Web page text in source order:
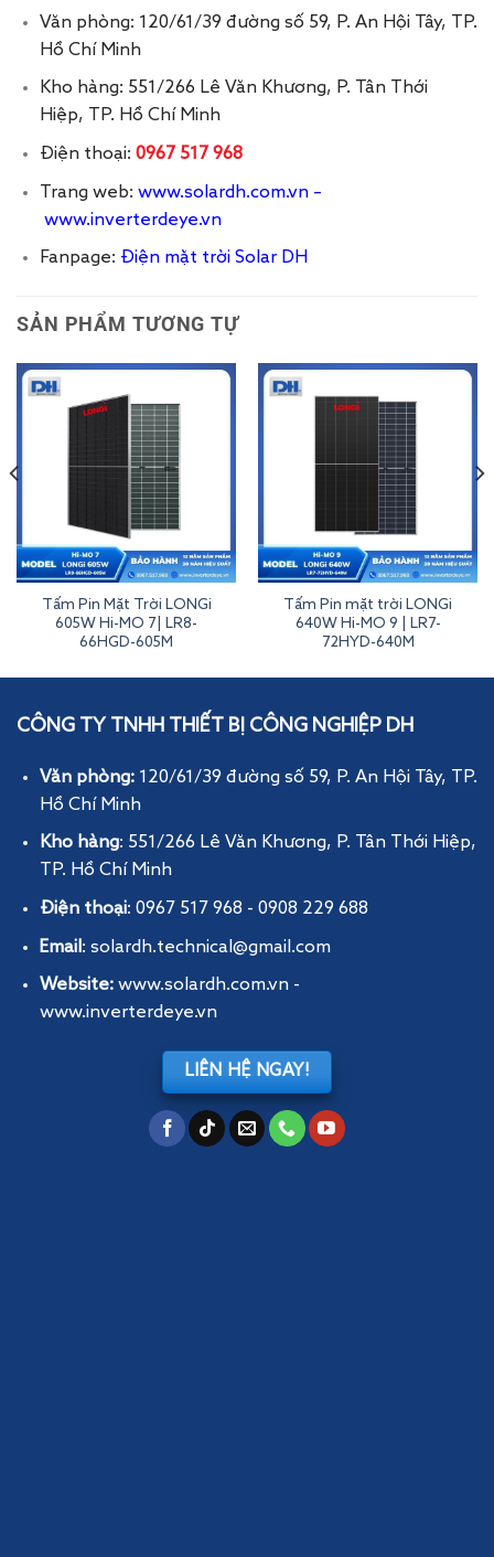
Văn phòng: 120/61/39 đường số 59, P. An Hội Tây, TP.
Hồ Chí Minh
Kho hàng: 551/266 Lê Văn Khương, P. Tân Thới
Hiệp, TP. Hồ Chí Minh
Điện thoại: 0967 517 968
Trang web: www.solardh.com.vn–
www.inverterdeye.vn
Fanpage: Điện mặt trời Solar DH
SẢN PHẨM TƯƠNG TỰ
Tấm Pin Mặt Trời LONGi
605W Hi-MO 7| LR8-
66HGD-605M
Tấm Pin mặt trời LONGi
640W Hi-MO 9 | LR7-
72HYD-640M
Tấm Pin Năng Lượng Mặt Trời 660W Aiko Comet 2U
CÔNG TY TNHH THIẾT BỊ CÔNG NGHIỆP DH
Văn phòng: 120/61/39 đường số 59, P. An Hội Tây, TP.
Hồ Chí Minh
Kho hàng: 551/266 Lê Văn Khương, P. Tân Thới Hiệp,
TP. Hồ Chí Minh
Điện thoại: 0967 517 968 - 0908 229 688
Email : solardh.technical@gmail.com
Website: www.solardh.com.vn-
www.inverterdeye.vn
LIÊN HỆ NGAY!